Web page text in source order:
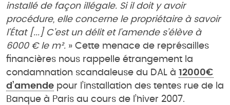
installé de façon illégale. Si il doit y avoir
procédure, elle concerne le propriétaire à savoir
l’État [...] C’est un délit et l’amende s’élève à
6000 € le m². » Cette menace de représailles
financières nous rappelle étrangement la
condamnation scandaleuse du DAL à 12000€
d’amende pour l’installation des tentes rue de la
Banque à Paris au cours de l’hiver 2007.